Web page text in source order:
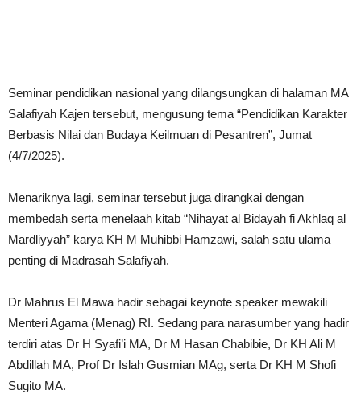
Seminar pendidikan nasional yang dilangsungkan di halaman MA
Salafiyah Kajen tersebut, mengusung tema “Pendidikan Karakter
Berbasis Nilai dan Budaya Keilmuan di Pesantren”, Jumat
(4/7/2025).
Menariknya lagi, seminar tersebut juga dirangkai dengan
membedah serta menelaah kitab “Nihayat al Bidayah fi Akhlaq al
Mardliyyah” karya KH M Muhibbi Hamzawi, salah satu ulama
penting di Madrasah Salafiyah.
Dr Mahrus El Mawa hadir sebagai keynote speaker mewakili
Menteri Agama (Menag) RI. Sedang para narasumber yang hadir
terdiri atas Dr H Syafi’i MA, Dr M Hasan Chabibie, Dr KH Ali M
Abdillah MA, Prof Dr Islah Gusmian MAg, serta Dr KH M Shofi
Sugito MA.